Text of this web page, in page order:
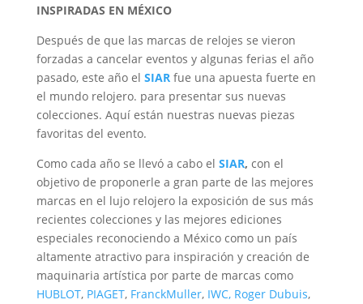
INSPIRADAS EN MÉXICO
Después de que las marcas de relojes se vieron
forzadas a cancelar eventos y algunas ferias el año
pasado, este año el SIARfue una apuesta fuerte en
el mundo relojero. para presentar sus nuevas
colecciones. Aquí están nuestras nuevas piezas
favoritas del evento.
Como cada año se llevó a cabo el SIAR, con el
objetivo de proponerle a gran parte de las mejores
marcas en el lujo relojero la exposición de sus más
recientes colecciones y las mejores ediciones
especiales reconociendo a México como un país
altamente atractivo para inspiración y creación de
maquinaria artística por parte de marcas como
HUBLOT, PIAGET, FranckMuller, IWC, Roger Dubuis,